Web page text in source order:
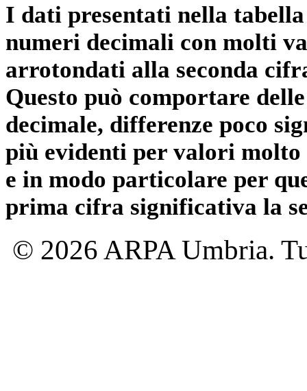
I dati presentati nella
numeri decimali con molti
arrotondati alla seconda
Questo può comportare
decimale, differenze poco
più evidenti per valori
e in modo particolare per
prima cifra significativa la
© 2026 ARPA Umbria.